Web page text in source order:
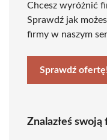
Chcesz wyróżnić
Sprawdź jak
firmy w naszym
Sprawdź
Znalazłeś